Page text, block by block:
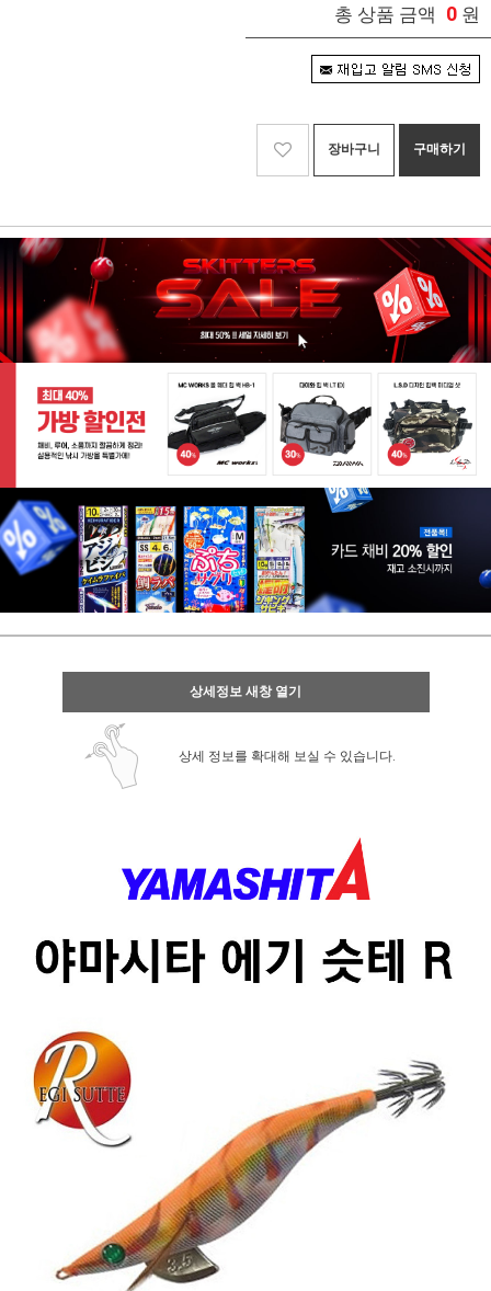
총 상품 금액 0 원
장바구니 구매하기
상세정보 새창 열기
상세 정보를 확대해 보실 수 있습니다.